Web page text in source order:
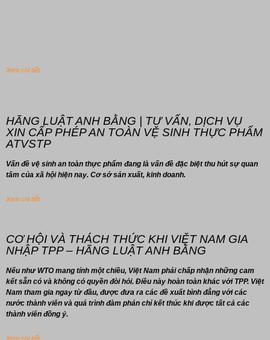
Xem chi tiết
HÃNG LUẬT ANH BẰNG | TƯ VẤN, DỊCH VỤ
XIN CẤP PHÉP AN TOÀN VỆ SINH THỰC PHẨM
ATVSTP
Vấn đề vệ sinh an toàn thực phẩm đang là vấn đề đặc biệt thu hút sự quan
tâm của xã hội hiện nay. Cơ sở sản xuất, kinh doanh.
Xem chi tiết
CƠ HỘI VÀ THÁCH THỨC KHI VIỆT NAM GIA
NHẬP TPP – HÃNG LUẬT ANH BẰNG
Nếu như WTO mang tính một chiều, Việt Nam phải chấp nhận những cam
kết sẵn có và không có quyền đòi hỏi. Điều này hoàn toàn khác với TPP. Việt
Nam tham gia ngay từ đầu, được đưa ra các đề xuất bình đẳng với các
nước thành viên và quá trình đàm phán chỉ kết thúc khi được tất cả các
thành viên đồng ý.
Xem chi tiết